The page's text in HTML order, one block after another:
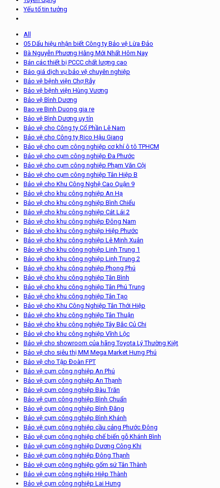
Yếu tố tin tưởng
All
05 Dấu hiệu nhận biết Công ty Bảo vệ Lừa Đảo
Bà Nguyễn Phương Hằng Mới Nhất Hôm Nay
Bán các thiết bị PCCC chất lượng cao
Báo giá dịch vụ bảo vệ chuyên nghiệp
Bảo vệ bệnh viện Chợ Rẫy
Bảo vệ bệnh viện Hùng Vương
Bảo vệ Bình Dương
Bao ve Binh Duong gia re
Bảo vệ Bình Dương uy tín
Bảo vệ cho Công ty Cổ Phần Lê Nam
Bảo vệ cho Công ty Rico Hậu Giang
Bảo vệ cho cụm công nghiệp cơ khí ô tô TPHCM
Bảo vệ cho cụm công nghiệp Đa Phước
Bảo vệ cho cụm công nghiệp Phạm Văn Cội
Bảo vệ cho cụm công nghiệp Tân Hiệp B
Bảo vệ cho Khu Công Nghệ Cao Quận 9
Bảo vệ cho khu công nghiệp An Hạ
Bảo vệ cho khu công nghiệp Bình Chiểu
Bảo vệ cho khu công nghiệp Cát Lái 2
Bảo vệ cho khu công nghiệp Đông Nam
Bảo vệ cho khu công nghiệp Hiệp Phước
Bảo vệ cho khu công nghiệp Lê Minh Xuân
Bảo vệ cho khu công nghiệp Linh Trung 1
Bảo vệ cho khu công nghiệp Linh Trung 2
Bảo vệ cho khu công nghiệp Phong Phú
Bảo vệ cho khu công nghiệp Tân Bình
Bảo vệ cho khu công nghiệp Tân Phú Trung
Bảo vệ cho khu công nghiệp Tân Tạo
Bảo vệ cho Khu Công Nghiệp Tân Thới Hiệp
Bảo vệ cho khu công nghiệp Tân Thuận
Bảo vệ cho khu công nghiệp Tây Bắc Củ Chi
Bảo vệ cho khu công nghiệp Vĩnh Lộc
Bảo vệ cho showroom của hãng Toyota Lý Thường Kiệt
Bảo vệ cho siêu thị MM Mega Market Hưng Phú
Bảo vệ cho Tập Đoàn FPT
Bảo vệ cụm công nghiệp An Phú
Bảo vệ cụm công nghiệp An Thạnh
Bảo vệ cụm công nghiệp Bàu Trăn
Bảo vệ cụm công nghiệp Bình Chuẩn
Bảo vệ cụm công nghiệp Bình Đăng
Bảo vệ cụm công nghiệp Bình Khánh
Bảo vệ cụm công nghiệp cầu cảng Phước Đông
Bảo vệ cụm công nghiệp chế biến gỗ Khánh Bình
Bảo vệ cụm công nghiệp Dương Công Khi
Bảo vệ cụm công nghiệp Đông Thạnh
Bảo vệ cụm công nghiệp gốm sứ Tân Thành
Bảo vệ cụm công nghiệp Hiệp Thành
Bảo vệ cụm công nghiệp Lai Hưng